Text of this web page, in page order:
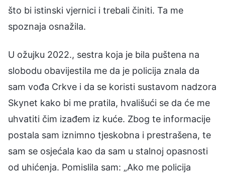
što bi istinski vjernici i trebali činiti. Ta me
spoznaja osnažila.
U ožujku 2022., sestra koja je bila puštena na
slobodu obavijestila me da je policija znala da
sam vođa Crkve i da se koristi sustavom nadzora
Skynet kako bi me pratila, hvališući se da će me
uhvatiti čim izađem iz kuće. Zbog te informacije
postala sam iznimno tjeskobna i prestrašena, te
sam se osjećala kao da sam u stalnoj opasnosti
od uhićenja. Pomislila sam: „Ako me policija